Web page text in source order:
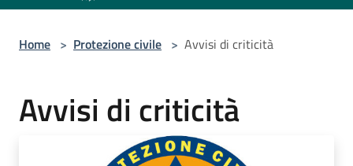
Home > Protezione civile > Avvisi di criticità
Avvisi di criticità